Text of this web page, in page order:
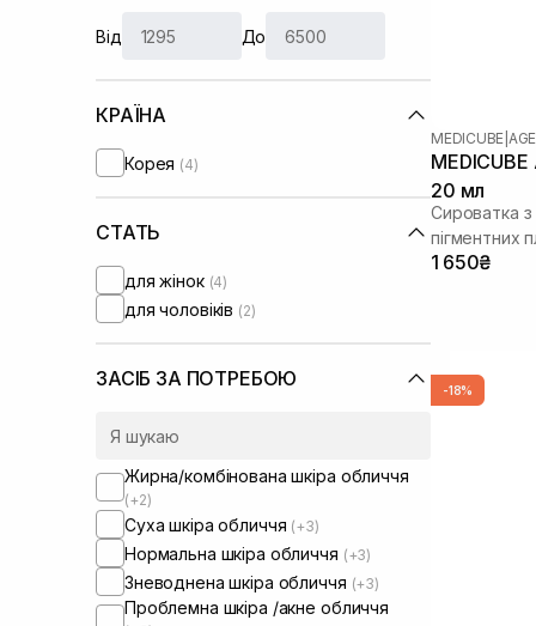
Від До
КРАЇНА
Корея (4)
СТАТЬ
для жінок (4)
для чоловіків (2)
ЗАСІБ ЗА ПОТРЕБОЮ
Жирна/комбінована шкіра обличчя
(+2)
Суха шкіра обличчя (+3)
Нормальна шкіра обличчя (+3)
Зневоднена шкіра обличчя (+3)
Проблемна шкіра /акне обличчя
MEDICUBE
20 мл
Сироватка з
пігментних
1 650₴
-18%